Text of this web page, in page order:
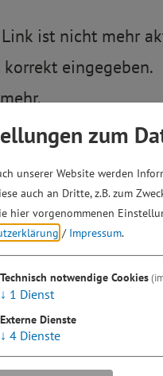
ist nicht mehr
eingegeben.
von zum
unserer Website werden
auch an Dritte, z.B. zum
hier vorgenommenen
/ Impressum.
Technisch notwendige Cookies
↓ 1 Dienst
Externe Dienste
↓ 4 Dienste